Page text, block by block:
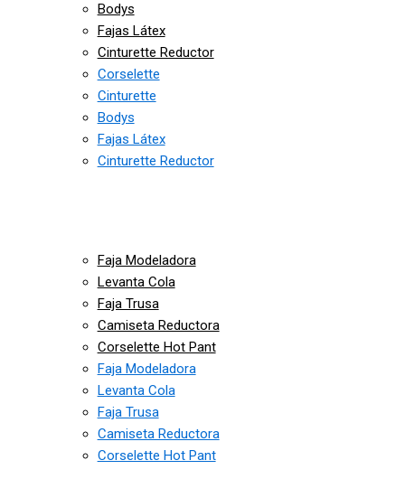
Bodys
Fajas Látex
Cinturette Reductor
Corselette
Cinturette
Bodys
Fajas Látex
Cinturette Reductor
Faja Modeladora
Levanta Cola
Faja Trusa
Camiseta Reductora
Corselette Hot Pant
Faja Modeladora
Levanta Cola
Faja Trusa
Camiseta Reductora
Corselette Hot Pant